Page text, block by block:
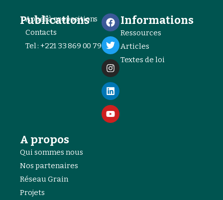
Publications
Appel à propositions
Contacts
Tel : +221 33 869 00 79
Informations
Ressources
Articles
Textes de loi
A propos
Qui sommes nous
Nos partenaires
Réseau Grain
Projets